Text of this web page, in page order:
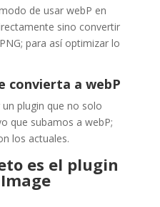
de usar webP en
sino convertir
para así optimizar lo
convierta a webP
plugin que no solo
que subamos a webP;
los actuales.
es el plugin